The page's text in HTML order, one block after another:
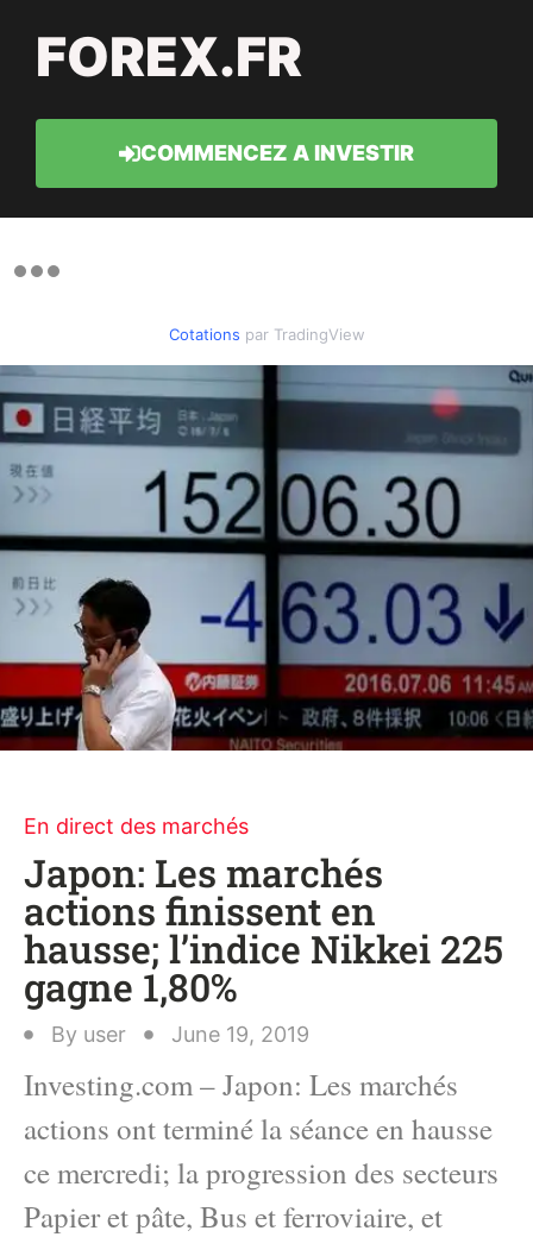
FOREX.FR
COMMENCEZ A INVESTIR
Cotations par TradingView
En direct des marchés
Japon: Les marchés
actions finissent en
hausse; l’indice Nikkei 225
gagne 1,80%
By user June 19, 2019
Investing.com – Japon: Les marchés
actions ont terminé la séance en hausse
ce mercredi; la progression des secteurs
Papier et pâte, Bus et ferroviaire, et